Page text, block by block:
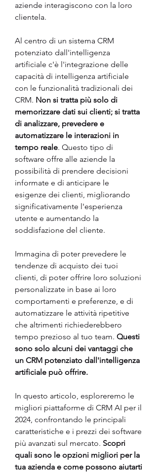
aziende interagiscono con la loro
clientela.
Al centro di un sistema CRM
potenziato dall'intelligenza
artificiale c'è l'integrazione delle
capacità di intelligenza artificiale
con le funzionalità tradizionali dei
CRM. Non si tratta più solo di
memorizzare dati sui clienti; si tratta
di analizzare, prevedere e
automatizzare le interazioni in
tempo reale. Questo tipo di
software offre alle aziende la
possibilità di prendere decisioni
informate e di anticipare le
esigenze dei clienti, migliorando
significativamente l'esperienza
utente e aumentando la
soddisfazione del cliente.
Immagina di poter prevedere le
tendenze di acquisto dei tuoi
clienti, di poter offrire loro soluzioni
personalizzate in base ai loro
comportamenti e preferenze, e di
automatizzare le attività ripetitive
che altrimenti richiederebbero
tempo prezioso al tuo team. Questi
sono solo alcuni dei vantaggi che
un CRM potenziato dall'intelligenza
artificiale può offrire.
In questo articolo, esploreremo le
migliori piattaforme di CRM AI per il
2024, confrontando le principali
caratteristiche e i prezzi dei software
più avanzati sul mercato. Scopri
quali sono le opzioni migliori per la
tua azienda e come possono aiutarti